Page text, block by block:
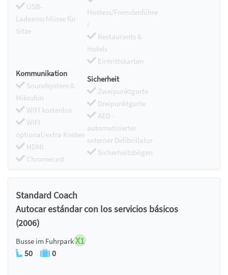
USB-
Ladeanschlüsse für
Sitze
Hostess/Fremdenführe
r
Restaurants &
Hotels
Eintrittskarten
Kommunikation
Soundsystem &
Mikrofon
WIFI kostenlos
WIFI
optional/extra Kosten
HDMI
Chromecast
Sicherheit
Zweipunktgurte
Dreipunktgurte
AED -
automatisierter
externer Defibrillator
Sicherheitsbögen
Standard Coach
Autocar estándar con los servicios básicos
(2006)
Busse im FuhrparkX1
50 0